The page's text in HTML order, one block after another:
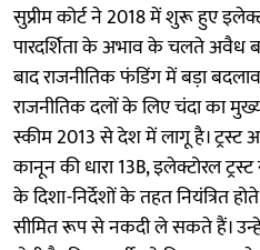
सुप्रीम कोर्ट ने 2018 में शुरू हुए
पारदर्शिता के अभाव के चलते अवैध
बाद राजनीतिक फंडिंग में बड़ा
राजनीतिक दलों के लिए चंदा का
स्कीम 2013 से देश में लागू है।
कानून की धारा 13B, इलेक्टोरल
के दिशा-निर्देशों के तहत नियंत्रित
सीमित रूप से नकदी ले सकते हैं।